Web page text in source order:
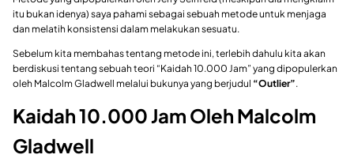
itu bukan idenya) saya pahami sebagai sebuah metode untuk menjaga
dan melatih konsistensi dalam melakukan sesuatu.
Sebelum kita membahas tentang metode ini, terlebih dahulu kita akan
berdiskusi tentang sebuah teori “Kaidah 10.000 Jam” yang dipopulerkan
oleh Malcolm Gladwell melalui bukunya yang berjudul “Outlier”.
Kaidah 10.000 Jam Oleh Malcolm
Gladwell